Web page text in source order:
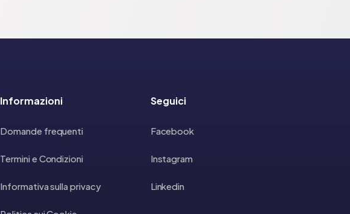
Informazioni
Domande frequenti
Termini e Condizioni
Informativa sulla privacy
Seguici
Facebook
Instagram
Linkedin